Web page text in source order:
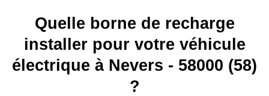
Quelle borne de recharge
installer pour votre véhicule
électrique à Nevers - 58000 (58)
?